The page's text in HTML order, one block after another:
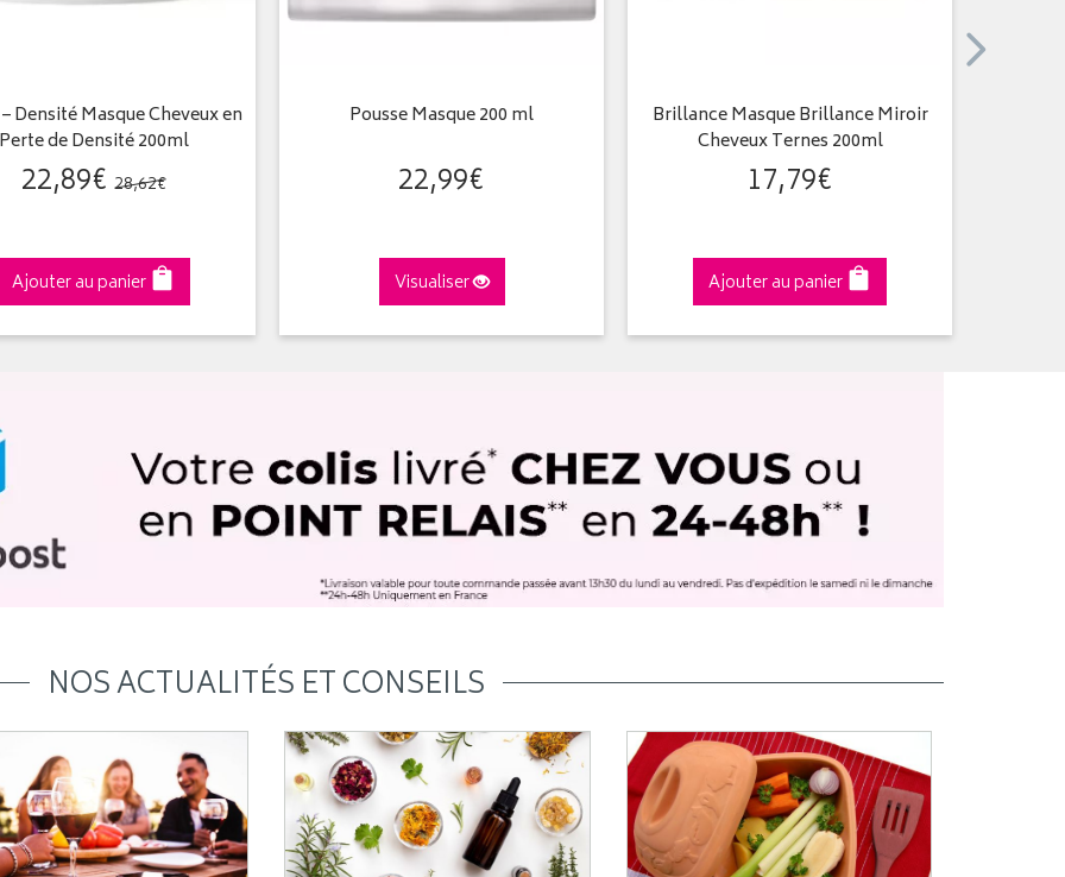
Densité Masque Cheveux en
Perte de Densité 200ml
22,89€ 28,62€
Ajouter au panier
Pousse Masque 200 ml
22,99€
Visualiser
Brillance Masque Brillance Miroir
Cheveux Ternes 200ml
17,79€
Ajouter au panier
NOS ACTUALITÉS ET CONSEILS